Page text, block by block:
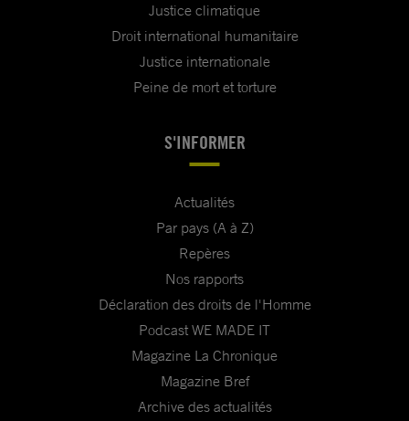
Justice climatique
Droit international humanitaire
Justice internationale
Peine de mort et torture
S'INFORMER
Actualités
Par pays (A à Z)
Repères
Nos rapports
Déclaration des droits de l'Homme
Podcast WE MADE IT
Magazine La Chronique
Magazine Bref
Archive des actualités